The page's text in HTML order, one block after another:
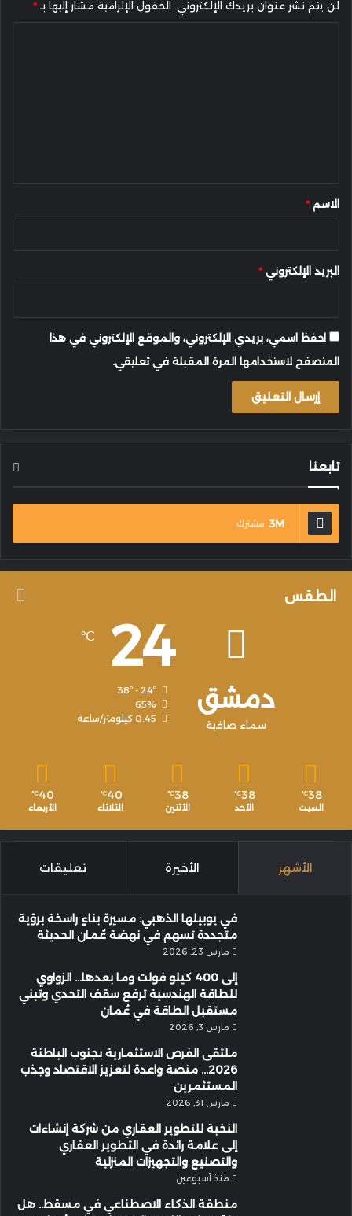
لن يتم نشر عنوان بريدك الإلكتروني. الحقول الإلزامية مشار إليها بـ*
*الاسم *
البريد الإلكتروني *
احفظ اسمي، بريدي الإلكتروني، والموقع الإلكتروني في هذا
المتصفح لاستخدامها المرة المقبلة في تعليقي.
تابعنا
3M مشترك
الطقس
دمشق
سماء صافية
24
℃
65%
0.45 كيلومتر/ساعة
38
℃
السبت
38
℃
الأحد
38
℃
الأثنين
40
℃
الثلاثاء
40
℃
الأربعاء
الأشهر الأخيرة تعليقات
في يوبيلها الذهبي: مسيرة بناءٍ راسخة برؤية
متجددة تسهم في نهضة عُمان الحديثة
مارس 23, 2026
إلى 400 كيلو فولت وما بعدها… الزواوي
للطاقة الهندسية ترفع سقف التحدي وتبني
مستقبل الطاقة في عُمان
مارس 3, 2026
ملتقى الفرص الاستثمارية بجنوب الباطنة
2026… منصة واعدة لتعزيز الاقتصاد وجذب
المستثمرين
مارس 31, 2026
النخبة للتطوير العقاري من شركة إنشاءات
إلى علامة رائدة في التطوير العقاري
والتصنيع والتجهيزات المنزلية
منذ أسبوعين
منطقة الذكاء الاصطناعي في مسقط.. هل